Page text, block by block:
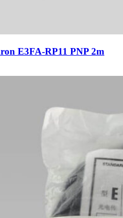
E3FA-RP11 PNP 2m